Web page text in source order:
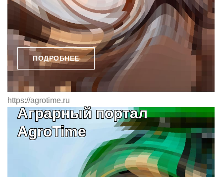
ПОДРОБНЕЕ
https://agrotime.ru
Аграрный портал
AgroTime